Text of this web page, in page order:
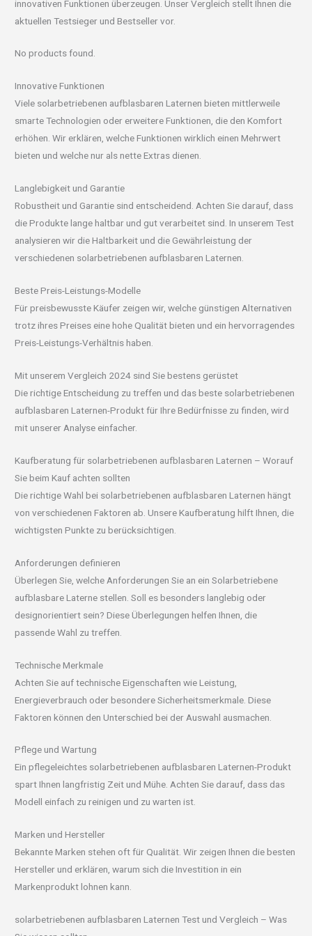
innovativen Funktionen überzeugen. Unser Vergleich stellt Ihnen die
aktuellen Testsieger und Bestseller vor.
No products found.
Innovative Funktionen
Viele solarbetriebenen aufblasbaren Laternen bieten mittlerweile
smarte Technologien oder erweitere Funktionen, die den Komfort
erhöhen. Wir erklären, welche Funktionen wirklich einen Mehrwert
bieten und welche nur als nette Extras dienen.
Langlebigkeit und Garantie
Robustheit und Garantie sind entscheidend. Achten Sie darauf, dass
die Produkte lange haltbar und gut verarbeitet sind. In unserem Test
analysieren wir die Haltbarkeit und die Gewährleistung der
verschiedenen solarbetriebenen aufblasbaren Laternen.
Beste Preis-Leistungs-Modelle
Für preisbewusste Käufer zeigen wir, welche günstigen Alternativen
trotz ihres Preises eine hohe Qualität bieten und ein hervorragendes
Preis-Leistungs-Verhältnis haben.
Mit unserem Vergleich 2024 sind Sie bestens gerüstet
Die richtige Entscheidung zu treffen und das beste solarbetriebenen
aufblasbaren Laternen-Produkt für Ihre Bedürfnisse zu finden, wird
mit unserer Analyse einfacher.
Kaufberatung für solarbetriebenen aufblasbaren Laternen – Worauf
Sie beim Kauf achten sollten
Die richtige Wahl bei solarbetriebenen aufblasbaren Laternen hängt
von verschiedenen Faktoren ab. Unsere Kaufberatung hilft Ihnen, die
wichtigsten Punkte zu berücksichtigen.
Anforderungen definieren
Überlegen Sie, welche Anforderungen Sie an ein Solarbetriebene
aufblasbare Laterne stellen. Soll es besonders langlebig oder
designorientiert sein? Diese Überlegungen helfen Ihnen, die
passende Wahl zu treffen.
Technische Merkmale
Achten Sie auf technische Eigenschaften wie Leistung,
Energieverbrauch oder besondere Sicherheitsmerkmale. Diese
Faktoren können den Unterschied bei der Auswahl ausmachen.
Pflege und Wartung
Ein pflegeleichtes solarbetriebenen aufblasbaren Laternen-Produkt
spart Ihnen langfristig Zeit und Mühe. Achten Sie darauf, dass das
Modell einfach zu reinigen und zu warten ist.
Marken und Hersteller
Bekannte Marken stehen oft für Qualität. Wir zeigen Ihnen die besten
Hersteller und erklären, warum sich die Investition in ein
Markenprodukt lohnen kann.
solarbetriebenen aufblasbaren Laternen Test und Vergleich – Was